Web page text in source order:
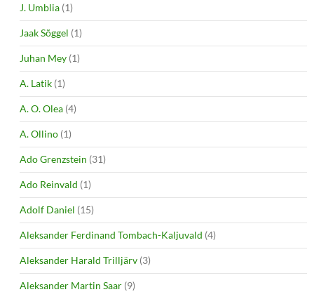
J. Umblia (1)
Jaak Sõggel (1)
Juhan Mey (1)
A. Latik (1)
A. O. Olea (4)
A. Ollino (1)
Ado Grenzstein (31)
Ado Reinvald (1)
Adolf Daniel (15)
Aleksander Ferdinand Tombach-Kaljuvald (4)
Aleksander Harald Trilljärv (3)
Aleksander Martin Saar (9)